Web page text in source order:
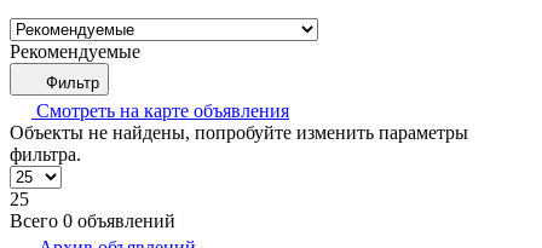
Рекомендуемые
Фильтр
Смотреть на карте объявления
Объекты не найдены, попробуйте изменить параметры
фильтра.
25
Всего 0 объявлений